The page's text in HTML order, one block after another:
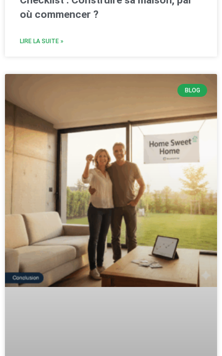
où commencer ?
LIRE LA SUITE »
BLOG